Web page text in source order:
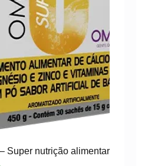
Super nutrição alimentar